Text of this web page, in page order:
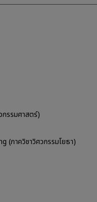
รรมศาสตร์)
ภาควิชาวิศวกรรมโยธา)